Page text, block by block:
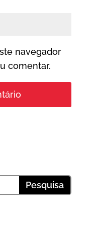
navegador
comentar.